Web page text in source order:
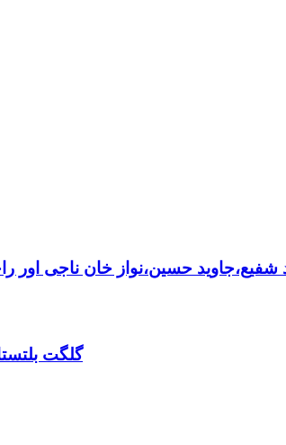
حسین،نواز خان ناجی اور
گلگت بلتستان، بجلی